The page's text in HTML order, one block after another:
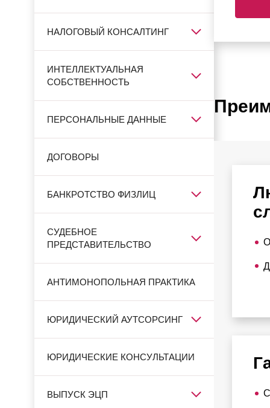
НАЛОГОВЫЙ КОНСАЛТИНГ
ИНТЕЛЛЕКТУАЛЬНАЯ
СОБСТВЕННОСТЬ
ПЕРСОНАЛЬНЫЕ ДАННЫЕ
ДОГОВОРЫ
БАНКРОТСТВО ФИЗЛИЦ
СУДЕБНОЕ
ПРЕДСТАВИТЕЛЬСТВО
АНТИМОНОПОЛЬНАЯ ПРАКТИКА
ЮРИДИЧЕСКИЙ АУТСОРСИНГ
ЮРИДИЧЕСКИЕ КОНСУЛЬТАЦИИ
ВЫПУСК ЭЦП